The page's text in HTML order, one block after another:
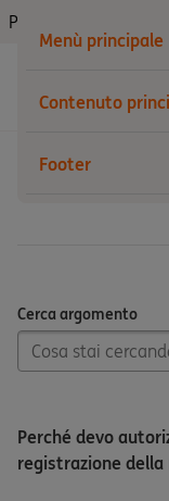
Menù principale
Contenuto
Footer
Privati
Cerca argomento
Cerca argomento
Perché devo
registrazione della